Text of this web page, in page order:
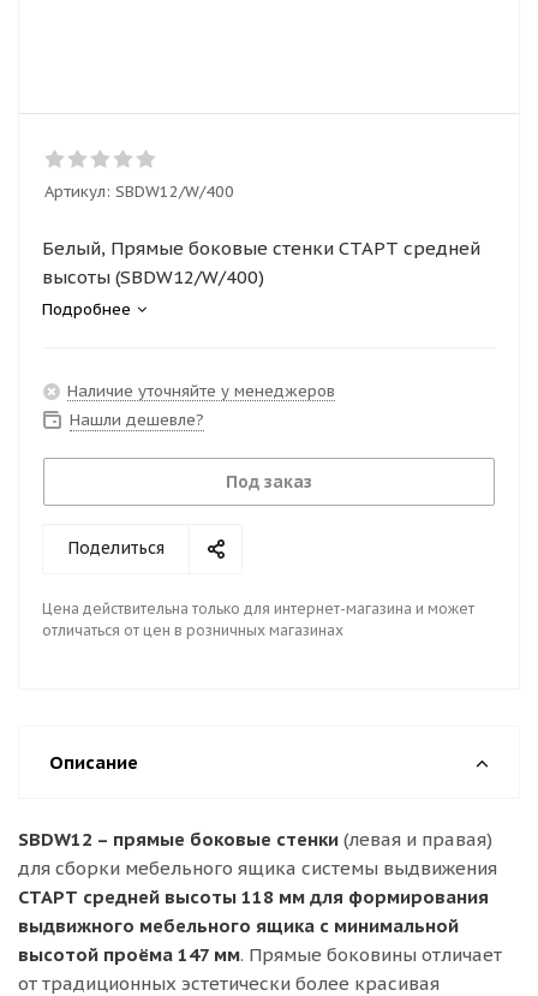
Артикул: SBDW12/W/400
Белый, Прямые боковые стенки СТАРТ средней
высоты (SBDW12/W/400)
Подробнее
Наличие уточняйте у менеджеров
Нашли дешевле?
Под заказ
Поделиться
Цена действительна только для интернет-магазина и может
отличаться от цен в розничных магазинах
Описание
SBDW12 – прямые боковые стенки (левая и правая)
для сборки мебельного ящика системы выдвижения
СТАРТ средней высоты 118 мм для формирования
выдвижного мебельного ящика с минимальной
высотой проёма 147 мм. Прямые боковины отличает
от традиционных эстетически более красивая